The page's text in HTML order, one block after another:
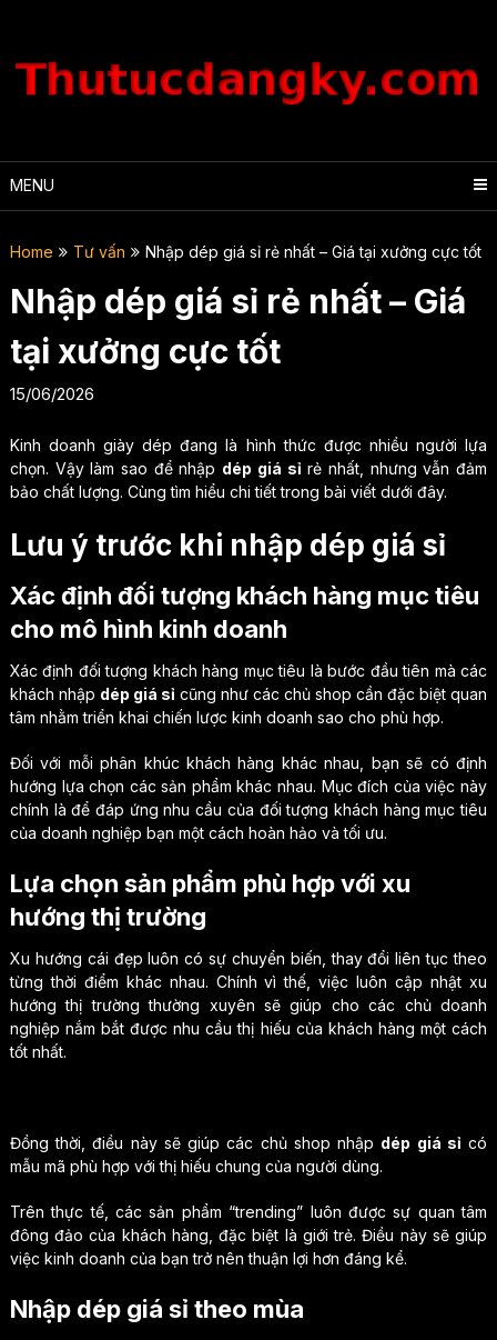
content
MENU
Home Tư vấn Nhập dép giá sỉ rẻ nhất – Giá tại xưởng cực tốt
Nhập dép giá sỉ rẻ nhất – Giá
tại xưởng cực tốt
15/06/2026
Kinh doanh giày dép đang là hình thức được nhiều người lựa
chọn. Vậy làm sao để nhập dép giá sỉ rẻ nhất, nhưng vẫn đảm
bảo chất lượng. Cùng tìm hiểu chi tiết trong bài viết dưới đây.
Lưu ý trước khi nhập dép giá sỉ
Xác định đối tượng khách hàng mục tiêu
cho mô hình kinh doanh
Xác định đối tượng khách hàng mục tiêu là bước đầu tiên mà các
khách nhập dép giá sỉ cũng như các chủ shop cần đặc biệt quan
tâm nhằm triển khai chiến lược kinh doanh sao cho phù hợp.
Đối với mỗi phân khúc khách hàng khác nhau, bạn sẽ có định
hướng lựa chọn các sản phẩm khác nhau. Mục đích của việc này
chính là để đáp ứng nhu cầu của đối tượng khách hàng mục tiêu
của doanh nghiệp bạn một cách hoàn hảo và tối ưu.
Lựa chọn sản phẩm phù hợp với xu
hướng thị trường
Xu hướng cái đẹp luôn có sự chuyển biến, thay đổi liên tục theo
từng thời điểm khác nhau. Chính vì thế, việc luôn cập nhật xu
hướng thị trường thường xuyên sẽ giúp cho các chủ doanh
nghiệp nắm bắt được nhu cầu thị hiếu của khách hàng một cách
tốt nhất.
Đồng thời, điều này sẽ giúp các chủ shop nhập dép giá sỉ có
mẫu mã phù hợp với thị hiếu chung của người dùng.
Trên thực tế, các sản phẩm “trending” luôn được sự quan tâm
đông đảo của khách hàng, đặc biệt là giới trẻ. Điều này sẽ giúp
việc kinh doanh của bạn trở nên thuận lợi hơn đáng kể.
Nhập dép giá sỉ theo mùa